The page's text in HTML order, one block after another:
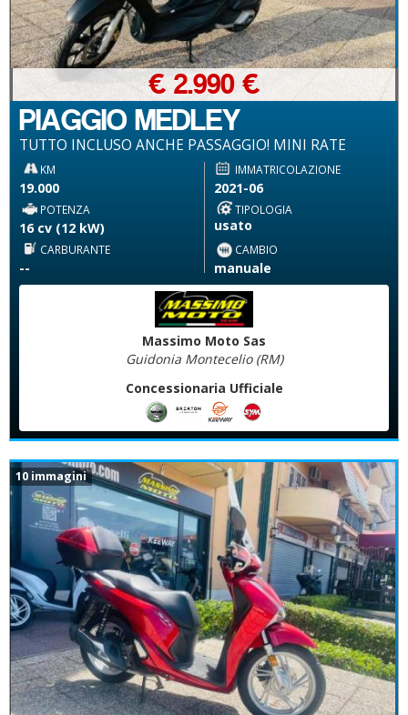
PIAGGIO MEDLEY
TUTTO INCLUSO ANCHE PASSAGGIO! MINI RATE
€ 2.990 €
KM
19.000
IMMATRICOLAZIONE
2021-06
POTENZA
16 cv (12 kW)
TIPOLOGIA
usato
CARBURANTE
--
CAMBIO
manuale
Massimo Moto Sas
Guidonia Montecelio (RM)
Concessionaria Ufficiale
10 immagini